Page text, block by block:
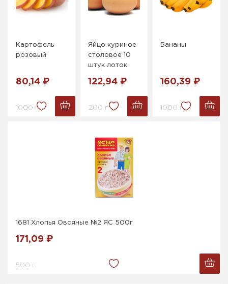
Картофель
розовый
80,14 ₽
1000 г.
Яйцо куриное
столовое 10
штук лоток
122,94 ₽
200 г.
Бананы
160,39 ₽
1000 г.
1681 Хлопья Овсяные №2 ЯС 500г
171,09 ₽
500 г.